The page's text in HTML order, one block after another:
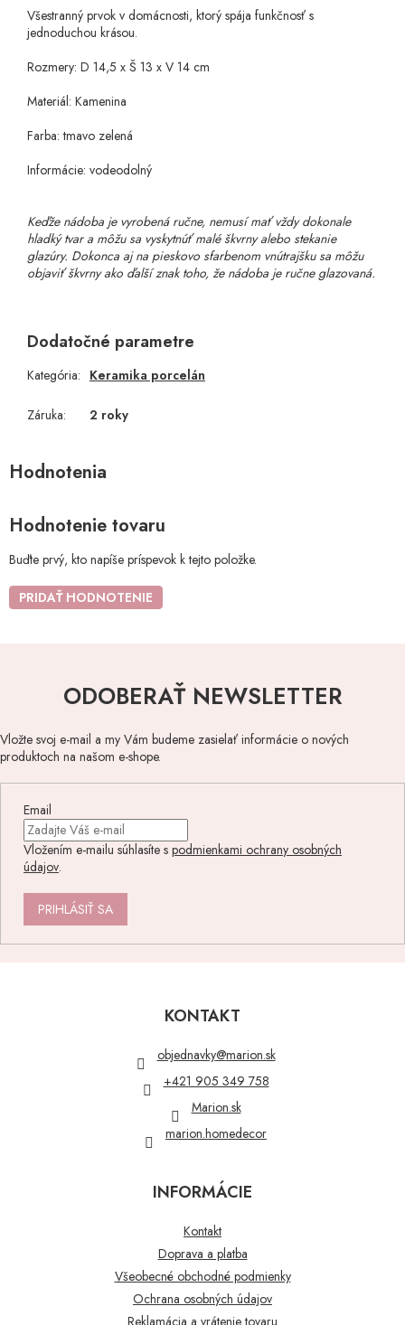
Všestranný prvok v domácnosti, ktorý spája funkčnosť s
jednoduchou krásou.
Rozmery: D 14,5 x Š 13 x V 14 cm
Materiál: Kamenina
Farba: tmavo zelená
Informácie: vodeodolný
Keďže nádoba je vyrobená ručne, nemusí mať vždy dokonale
hladký tvar a môžu sa vyskytnúť malé škvrny alebo stekanie
glazúry. Dokonca aj na pieskovo sfarbenom vnútrajšku sa môžu
objaviť škvrny ako ďalší znak toho, že nádoba je ručne glazovaná.
Dodatočné parametre
Kategória: Keramika porcelán
Záruka: 2 roky
Hodnotenie tovaru
Buďte prvý, kto napíše príspevok k tejto položke.
PRIDAŤ HODNOTENIE
ODOBERAŤ NEWSLETTER
Vložte svoj e-mail a my Vám budeme zasielať informácie o nových
produktoch na našom e-shope.
Email
Vložením e-mailu súhlasíte s podmienkami ochrany osobných
údajov.
PRIHLÁSIŤ SA
KONTAKT
objednavky@marion.sk
+421 905 349 758
Marion.sk
marion.homedecor
INFORMÁCIE
Kontakt
Doprava a platba
Všeobecné obchodné podmienky
Ochrana osobných údajov
Reklamácia a vrátenie tovaru